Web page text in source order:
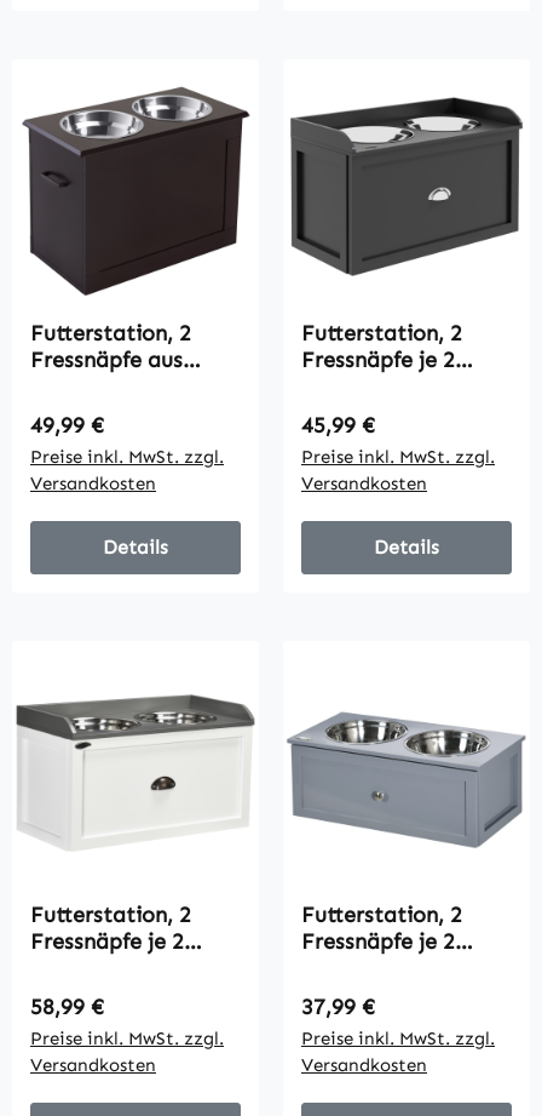
Futterstation, 2
Fressnäpfe aus
versteckter
Stauraum, 60 cm x
30 cm x 41 cm,
Schwarz + Silber
Regulärer Preis:
49,99 €
Preise inkl. MwSt. zzgl.
Versandkosten
Details
Futterstation, 2
Fressnäpfe je 2
Schublade, für große
Hunde,
schwarz+silber, 60 x
30 x 36 cm
Regulärer Preis:
45,99 €
Preise inkl. MwSt. zzgl.
Versandkosten
Details
Futterstation, 2
Fressnäpfe je 2
Schublade, für große
Hunde, weiß+grau,
60 x 30 x 36 cm
Regulärer Preis:
58,99 €
Preise inkl. MwSt. zzgl.
Versandkosten
Futterstation, 2
Fressnäpfe je 2
Schublade, für
mittlere Hunde,
grau, 60 x 30 x 24cm
Regulärer Preis:
37,99 €
Preise inkl. MwSt. zzgl.
Versandkosten